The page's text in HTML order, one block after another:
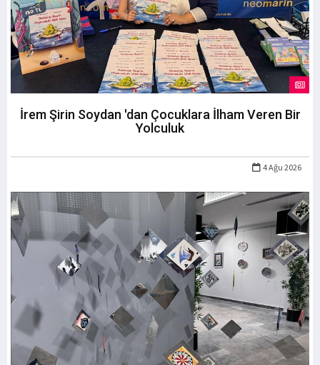
İrem Şirin Soydan 'dan Çocuklara İlham Veren Bir
Yolculuk
4 Ağu 2026